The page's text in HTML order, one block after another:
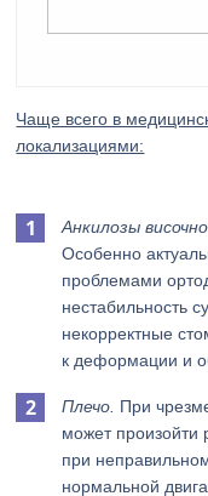
Чаще всего в
локализациями:
Анкилозы
Особенно
проблемами
нестабильность
некорректные
к деформации и
Плечо. При
может произойти
при
нормальной